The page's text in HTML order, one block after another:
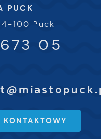
PUCK
100 Puck
05
KONTAKTOWY